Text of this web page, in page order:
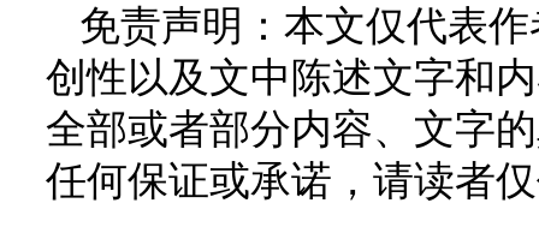
免责声明：本文仅代表
创性以及文中陈述文字和
全部或者部分内容、文字
任何保证或承诺，请读者